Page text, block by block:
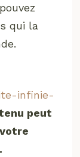
qui la
infinie-
peut